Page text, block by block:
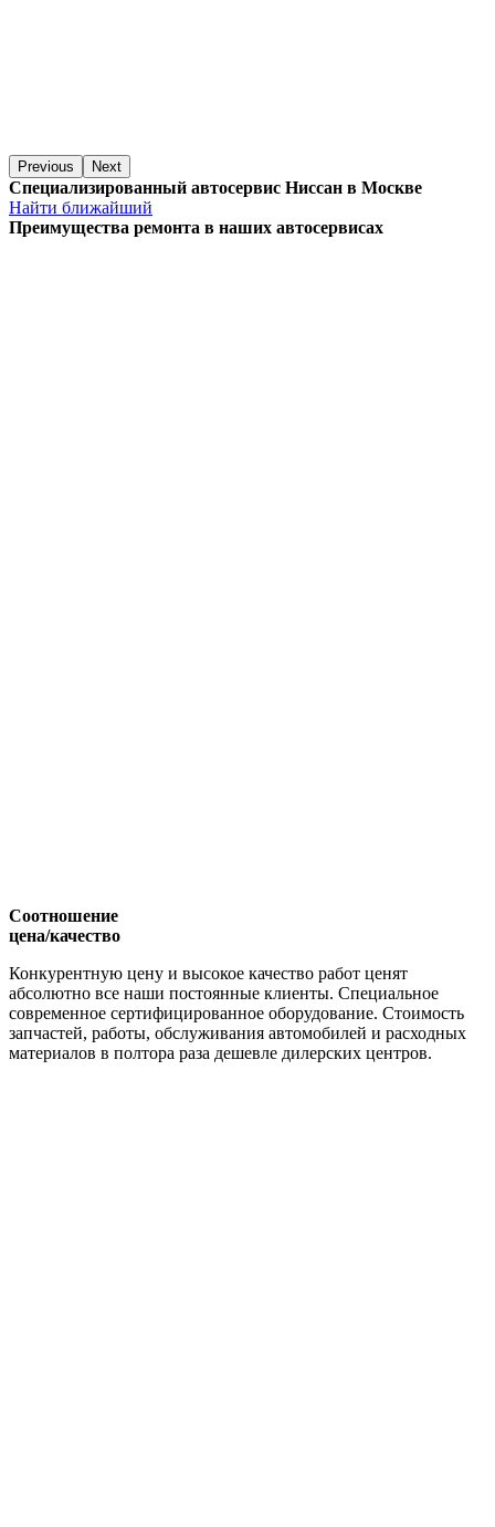
Previous Next
Специализированный автосервис Ниссан в Москве
Найти ближайший
Преимущества ремонта в наших автосервисах
Соотношение
цена/качество
Конкурентную цену и высокое качество работ ценят
абсолютно все наши постоянные клиенты. Специальное
современное сертифицированное оборудование. Стоимость
запчастей, работы, обслуживания автомобилей и расходных
материалов в полтора раза дешевле дилерских центров.